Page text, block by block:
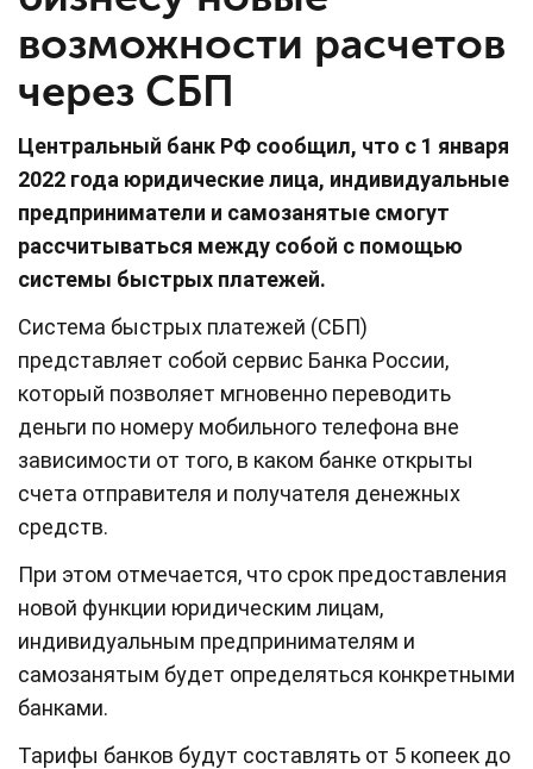
возможности расчетов
через СБП
Центральный банк РФ сообщил, что с 1 января
2022 года юридические лица, индивидуальные
предприниматели и самозанятые смогут
рассчитываться между собой с помощью
системы быстрых платежей.
Система быстрых платежей (СБП)
представляет собой сервис Банка России,
который позволяет мгновенно переводить
деньги по номеру мобильного телефона вне
зависимости от того, в каком банке открыты
счета отправителя и получателя денежных
средств.
При этом отмечается, что срок предоставления
новой функции юридическим лицам,
индивидуальным предпринимателям и
самозанятым будет определяться конкретными
банками.
Тарифы банков будут составлять от 5 копеек до